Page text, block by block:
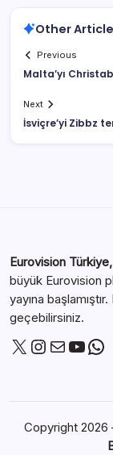
Other
Previous
Malta’yı
Next
İsviçre’yi Zibbz
Eurovision Türkiye,
büyük Eurovision
yayına
geçebilirsiniz.
Copyright